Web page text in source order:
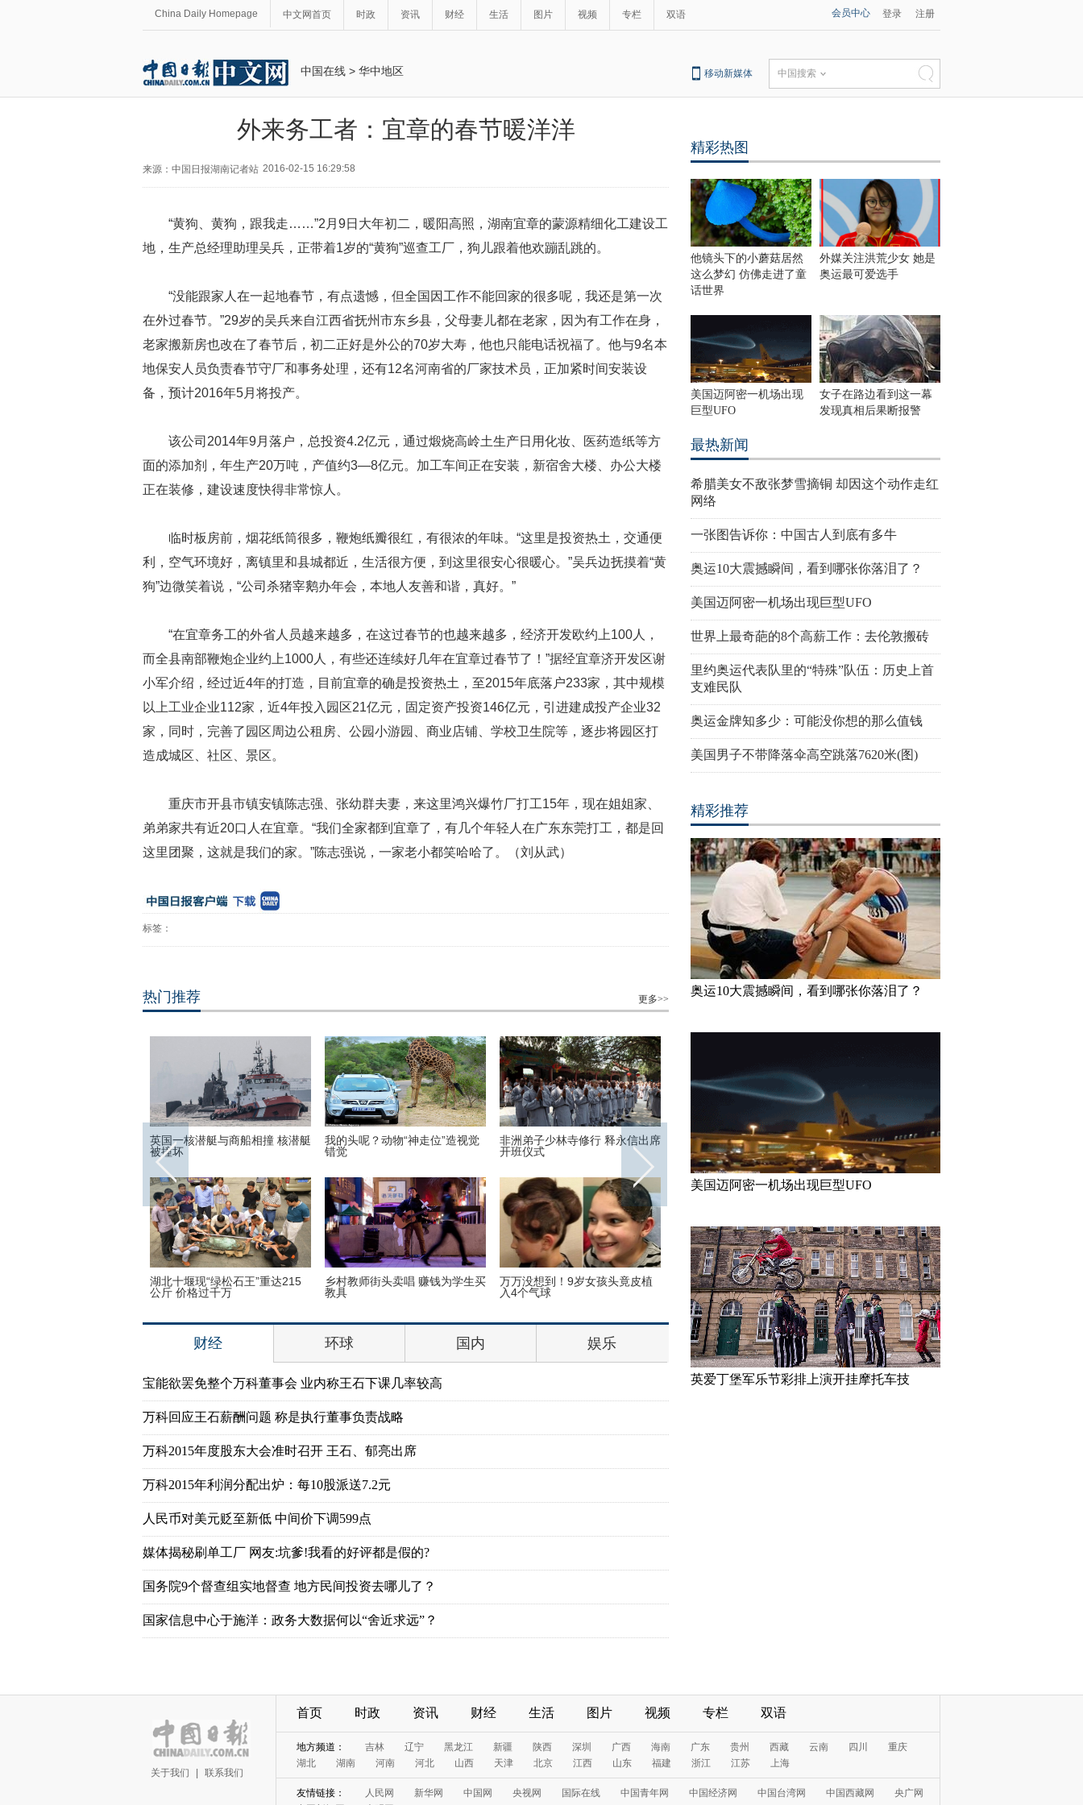
China Daily Homepage 中文网首页 时政 资讯 财经 生活 图片 视频 专栏 双语 会员中心 登录 注册
中国在线 > 华中地区 移动新媒体 中国搜索
外来务工者：宜章的春节暖洋洋
来源：中国日报湖南记者站 2016-02-15 16:29:58
“黄狗、黄狗，跟我走……”2 月 9日大年初二，暖阳高照，湖南宜章的蒙源精细化工建设工
地，生产总经理助理吴兵，正带着1岁的“黄狗”巡查工厂，狗儿跟着他欢蹦乱跳的。
“没能跟家人在一起地春节，有点遗憾，但全国因工作不能回家的很多呢，我还是第一次
在外过春节。”29岁的吴兵来自江西省抚州市东乡县，父母妻儿都在老家，因为有工作在身，
老家搬新房也改在了春节后，初二正好是外公的70岁大寿，他也只能电话祝福了。他与9名本
地保安人员负责春节守厂和事务处理，还有12名河南省的厂家技术员，正加紧时间安装设
备，预计2016年5月将投产。
该公司 2014年9月落户，总投资4.2亿元，通过煅烧高岭土生产日用化妆、医药造纸等方
面的添加剂，年生产20万吨，产值约3—8亿元。加工车间正在安装，新宿舍大楼、办公大楼
正在装修，建设速度快得非常惊人。
临时板房前，烟花纸筒很多，鞭炮纸瓣很红，有很浓的年味。“这里是投资热土，交通便
利，空气环境好，离镇里和县城都近，生活很方便，到这里很安心很暖心。”吴兵边抚摸着“黄
狗”边微笑着说，“公司杀猪宰鹅办年会，本地人友善和谐，真好。”
“在宜章务工的外省人员越来越多，在这过春节的也越来越多，经济开发欧约上100 人，
而全县南部鞭炮企业约上1000 人，有些还连续好几年在宜章过春节了！”据经宜章济开发区谢
小军介绍，经过近4年的打造，目前宜章的确是投资热土，至2015年底落户233家，其中规模
以上工业企业112家，近4年投入园区21亿元，固定资产投资146亿元，引进建成投产企业32
家，同时，完善了园区周边公租房、公园小游园、商业店铺、学校卫生院等，逐步将园区打
造成城区、社区、景区。
重庆市开县市镇安镇陈志强、张幼群夫妻，来这里鸿兴爆竹厂打工15年，现在姐姐家、
弟弟家共有近20口人在宜章。“我们全家都到宜章了，有几个年轻人在广东东莞打工，都是回
这里团聚，这就是我们的家。”陈志强说，一家老小都笑哈哈了。（刘从武）
标签：
热门推荐 更多>>
美国迈阿密一机场出现巨型UFO 高墙之内：探访泰国重刑犯监狱
“双头姐妹”共享一个身体 已大学
毕业
三万英尺高空下的地球 没想到竟
如此美丽
英国一核潜艇与商船相撞 核潜艇
被撞坏
我的头呢？动物“神走位”造视觉
错觉
非洲弟子少林寺修行 释永信出席
开班仪式
湖北十堰现“绿松石王”重达215
公斤 价格过千万
乡村教师街头卖唱 赚钱为学生买
教具
万万没想到！9岁女孩头竟皮植
入4个气球
财经 环球 国内 娱乐
宝能欲罢免整个万科董事会 业内称王石下课几率较高
万科回应王石薪酬问题 称是执行董事负责战略
万科2015年度股东大会准时召开 王石、郁亮出席
万科2015年利润分配出炉：每10股派送7.2元
人民币对美元贬至新低 中间价下调599点
媒体揭秘刷单工厂 网友:坑爹!我看的好评都是假的?
国务院9个督查组实地督查 地方民间投资去哪儿了？
国家信息中心于施洋：政务大数据何以“舍近求远”？
精彩热图
他镜头下的小蘑菇居然
这么梦幻 仿佛走进了童
话世界
外媒关注洪荒少女 她是
奥运最可爱选手
美国迈阿密一机场出现
巨型UFO
女子在路边看到这一幕
发现真相后果断报警
最热新闻
希腊美女不敌张梦雪摘铜 却因这个动作走红
网络
一张图告诉你：中国古人到底有多牛
奥运10大震撼瞬间，看到哪张你落泪了？
美国迈阿密一机场出现巨型UFO
世界上最奇葩的8个高薪工作：去伦敦搬砖
里约奥运代表队里的“特殊”队伍：历史上首
支难民队
奥运金牌知多少：可能没你想的那么值钱
美国男子不带降落伞高空跳落7620米(图)
精彩推荐
奥运10大震撼瞬间，看到哪张你落泪了？
美国迈阿密一机场出现巨型UFO
英爱丁堡军乐节彩排上演开挂摩托车技
关于我们 联系我们
首页 时政 资讯 财经 生活 图片 视频 专栏 双语
地方频道： 吉林 辽宁 黑龙江 新疆 陕西 深圳 广西 海南 广东 贵州 西藏 云南 四川
重庆
湖北
湖南 河南 河北 山西 天津 北京 江西 山东 福建 浙江 江苏 上海
友情链接： 人民网 新华网 中国网 央视网 国际在线 中国青年网 中国经济网 中国台湾网 中国西藏网
央广网